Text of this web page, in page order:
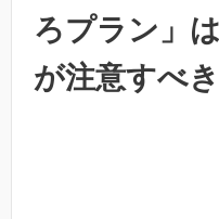
ろプラン」
が注意すべ